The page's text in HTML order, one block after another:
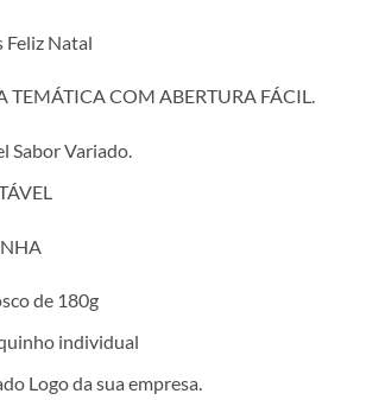
Feliz Natal
TEMÁTICA COM ABERTURA FÁCIL.
Sabor Variado.
de 180g
individual
Logo da sua empresa.